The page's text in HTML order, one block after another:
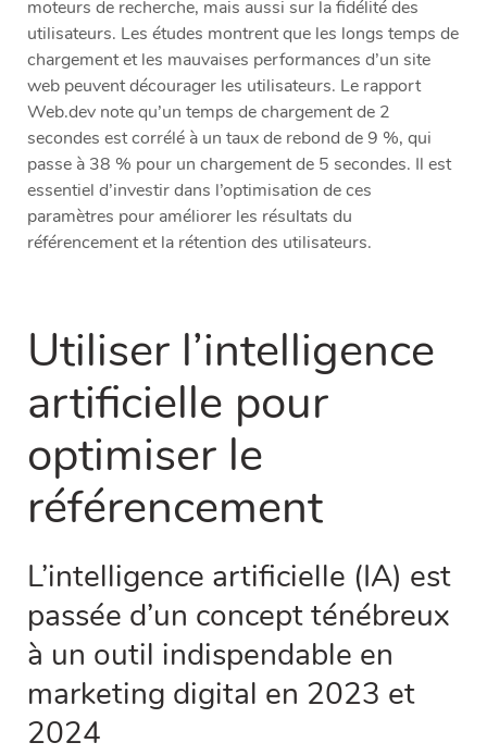
moteurs de recherche, mais aussi sur la fidélité des
utilisateurs. Les études montrent que les longs temps de
chargement et les mauvaises performances d’un site
web peuvent décourager les utilisateurs. Le rapport
Web.dev note qu’un temps de chargement de 2
secondes est corrélé à un taux de rebond de 9 %, qui
passe à 38 % pour un chargement de 5 secondes. Il est
essentiel d’investir dans l’optimisation de ces
paramètres pour améliorer les résultats du
référencement et la rétention des utilisateurs.
Utiliser l’intelligence
artificielle pour
optimiser le
référencement
L’intelligence artificielle (IA) est
passée d’un concept ténébreux
à un outil indispendable en
marketing digital en 2023 et
2024